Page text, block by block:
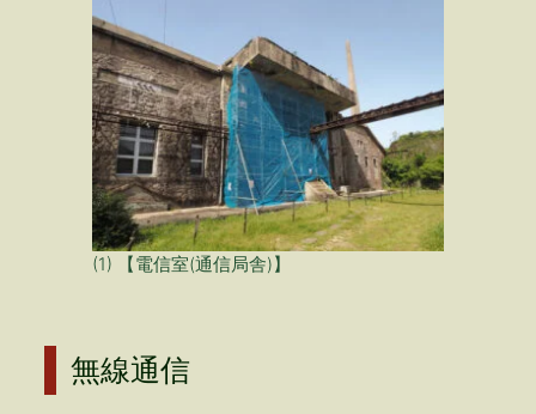
(1) 【電信室(通信局舎)】
無線通信